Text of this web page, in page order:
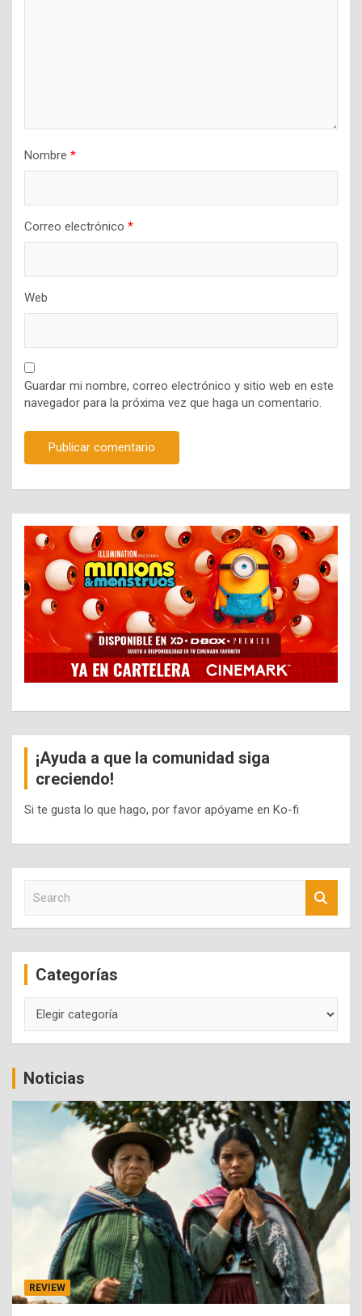
Nombre *
Correo electrónico *
Web
Guardar mi nombre, correo electrónico y sitio web en este
navegador para la próxima vez que haga un comentario.
¡Ayuda a que la comunidad siga
creciendo!
Si te gusta lo que hago, por favor apóyame en Ko-fi
c
Categorías
Noticias
REVIEW